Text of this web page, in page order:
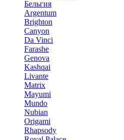
Бельгия
Argentum
Brighton
Canyon
Da Vinci
Farashe
Genova
Kashqai
Livante
Matrix
Mayumi
Mundo
Nubian
Origami
Rhapsody